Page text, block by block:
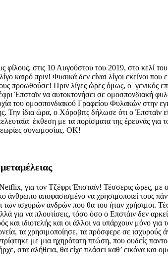
φίλους, στις 10 Αυγούστου του 2019, στο
καιρό πριν! Φυσικά δεν είναι λίγοι εκείνοι
προωθούσε! Πριν λίγες ώρες όμως, ο
Έπσταϊν να αυτοκτονήσει σε ομοσπονδιακή
του ομοσπονδιακού Γραφείου Φυλακών στην
ίδια ώρα, ο Χόροβιτς δήλωσε ότι ο Έπσταϊν
έκθεση με τα πορίσματα της έρευνάς για
συνωμοσίας. ΟΚ!
για τον Τζέφρι Έπσταϊν! Τέσσερις ώρες, με
αποφασισμένο να χρησιμοποιεί τους
των ισχυρών ανδρών που θα του ήταν χρήσιμοι.
για να πλουτίσεις, τόσο όσο ο Επστάιν δεν
και ιδιοτελής και οι άλλοι να υπάρχουν μόνο
τα χρησιμοποίησε, τα πρόσφερε σε ισχυρούς
με μια ηχηρότατη πτώση, που ουδείς
στα αλήθεια, θα είχε πλάσει καθ’ εικόνα και